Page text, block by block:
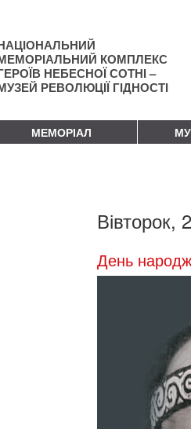
КОМПЛЕКС
НЕБЕСНОЇ СОТНІ –
РЕВОЛЮЦІЇ ГІДНОСТІ
МЕМОРІАЛ
Вівторок,
День